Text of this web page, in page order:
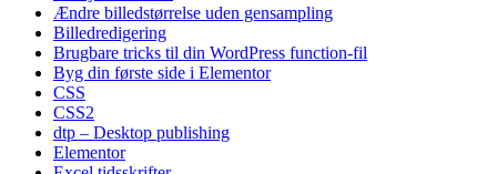
Ændre billedstørrelse uden gensampling
Billedredigering
Brugbare tricks til din WordPress function-fil
Byg din første side i Elementor
CSS
CSS2
dtp – Desktop publishing
Elementor